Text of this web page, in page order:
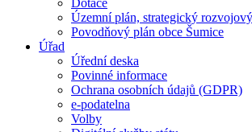
Dotace
Územní plán, strategický
Povodňový plán obce Šumice
Úřad
Úřední deska
Povinné informace
Ochrana osobních údajů (GDPR)
e-podatelna
Volby